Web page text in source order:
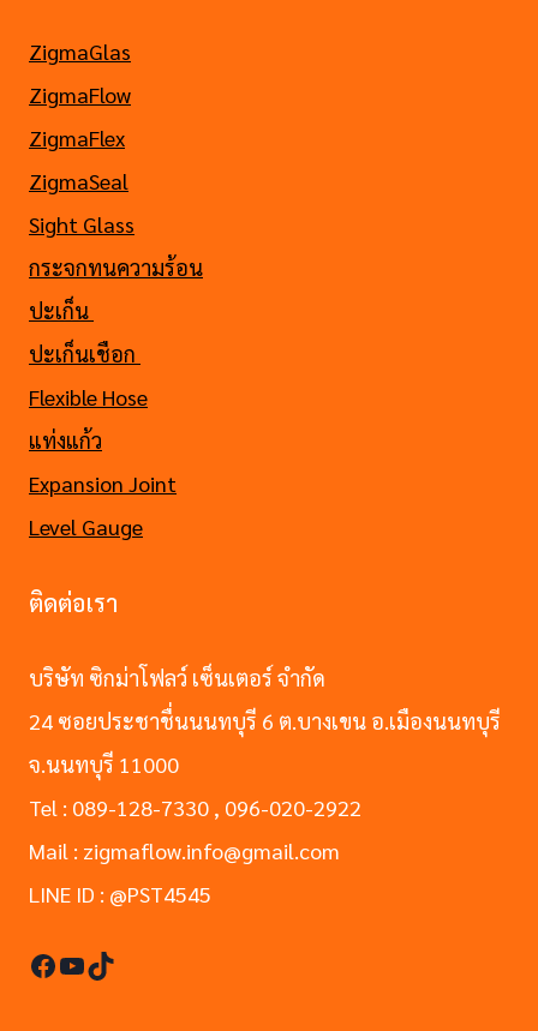
ZigmaGlas
ZigmaFlow
ZigmaFlex
ZigmaSeal
Sight Glass
กระจกทนความร้อน
ปะเก็น
ปะเก็นเชือก
Flexible Hose
แท่งแก้ว
Expansion Joint
Level Gauge
ติดต่อเรา
บริษัท ซิกม่าโฟลว์ เซ็นเตอร์ จำกัด
24 ซอยประชาชื่นนนทบุรี 6 ต.บางเขน อ.เมืองนนทบุรี
จ.นนทบุรี 11000
Tel : 089-128-7330 , 096-020-2922
Mail : zigmaflow.info@gmail.com
LINE ID : @PST4545
Facebook
YouTube
TikTok